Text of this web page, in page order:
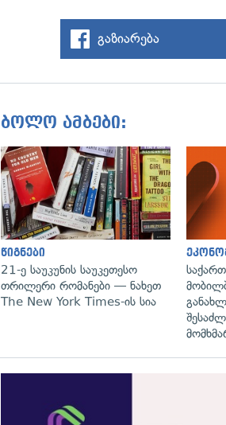
გაზიარება
ბოლო ამბები:
წიგნები
21-ე საუკუნის საუკეთესო
თრილერი რომანები — ნახეთ
The New York Times-ის სია